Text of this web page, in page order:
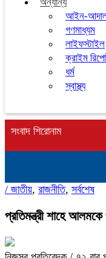
আইন-
গণমাধ্যম
লাইফস্টাইল
ক্রাইম
ধর্ম
স্বাস্থ্য
সংবাদ শিরোনাম
/ জাতীয়, রাজনীতি, সর্বশেষ
প্রতিমন্ত্রী শাহে আলমকে